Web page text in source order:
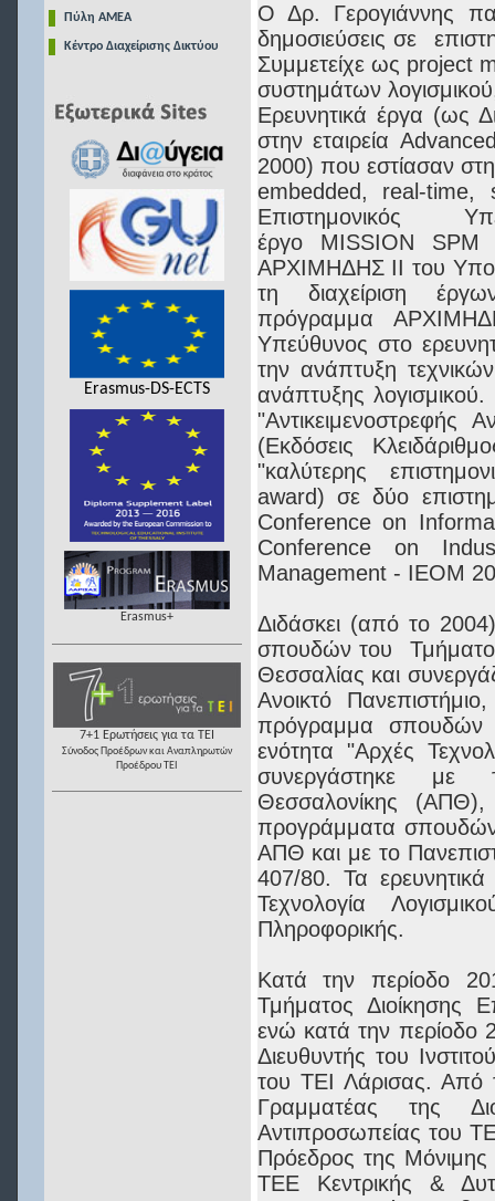
Πύλη ΑΜΕΑ
Κέντρο Διαχείρισης Δικτύου
Erasmus-DS-ECTS
Erasmus+
7+1 Ερωτήσεις για τα ΤΕΙ
Σύνοδος Προέδρων και Αναπληρωτών
Προέδρου ΤΕΙ
Ο Δρ. Γερογιάννης
δημοσιεύσεις σε
Συμμετείχε ως project
συστημάτων
Ερευνητικά έργα (ως
στην εταιρεία
2000) που εστίασαν
embedded, real-time,
Επιστημονικός
έργο MISSION SPM
ΑΡΧΙΜΗΔΗΣ ΙΙ του
τη διαχείριση
πρόγραμμα
Υπεύθυνος στο
την ανάπτυξη
ανάπτυξης
"Αντικειμενοστρεφής
(Εκδόσεις
"καλύτερης
award) σε δύο
Conference on
Conference on
Management - IEOM
Διδάσκει (από το
σπουδών του
Θεσσαλίας και
Ανοικτό
πρόγραμμα σπουδών
ενότητα "Αρχές
συνεργάστηκε με
Θεσσαλονίκης
προγράμματα
ΑΠΘ και με το
407/80. Τα ερευνητικά
Τεχνολογία
Πληροφορικής.
Κατά την περίοδο
Τμήματος Διοίκησης
ενώ κατά την περίοδο
Διευθυντής του
του ΤΕΙ Λάρισας. Από
Γραμματέας της
Αντιπροσωπείας του
Πρόεδρος της
ΤΕΕ Κεντρικής &